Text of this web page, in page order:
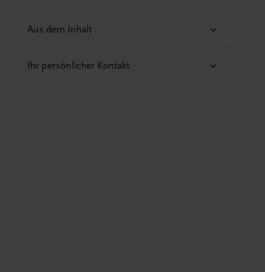
Aus dem Inhalt
Ihr persönlicher Kontakt